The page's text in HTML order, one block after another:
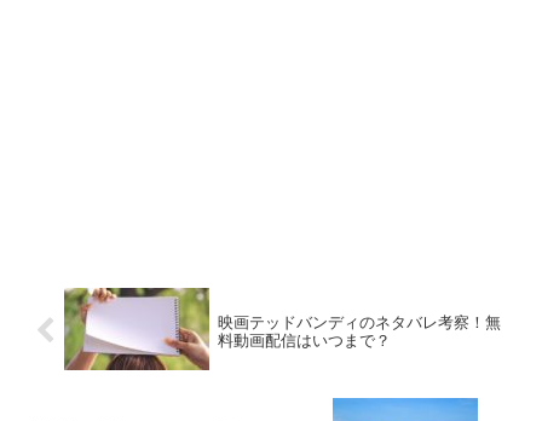
映画テッドバンディのネタバレ考察！無
料動画配信はいつまで？